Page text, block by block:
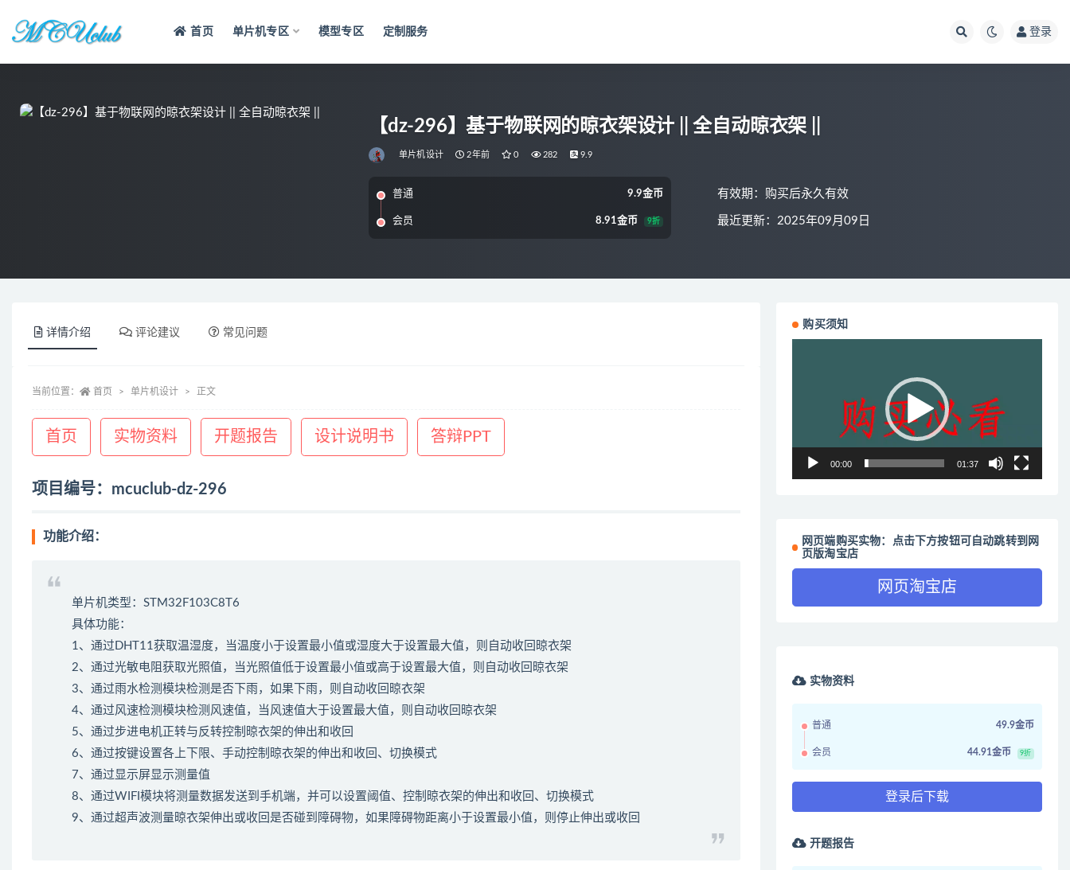
首页 单片机专区 模型专区 定制服务 登录
【dz-296】基于物联网的晾衣架设计 || 全自动晾衣架 ||
单片机设计 2年前 0 282 9.9
普通 9.9金币
会员 8.91金币 9折
有效期：购买后永久有效
最近更新：2025年09月09日
详情介绍 评论建议 常见问题
当前位置： 首页 单片机设计 正文
首页 实物资料 开题报告 设计说明书 答辩PPT
项目编号：mcuclub-dz-296
功能介绍：
单片机类型：STM32F103C8T6
具体功能：
1、通过DHT11获取温湿度，当温度小于设置最小值或湿度大于设置最大值，则自动收回晾衣架
2、通过光敏电阻获取光照值，当光照值低于设置最小值或高于设置最大值，则自动收回晾衣架
3、通过雨水检测模块检测是否下雨，如果下雨，则自动收回晾衣架
4、通过风速检测模块检测风速值，当风速值大于设置最大值，则自动收回晾衣架
5、通过步进电机正转与反转控制晾衣架的伸出和收回
6、通过按键设置各上下限、手动控制晾衣架的伸出和收回、切换模式
7、通过显示屏显示测量值
8、通过WIFI模块将测量数据发送到手机端，并可以设置阈值、控制晾衣架的伸出和收回、切换模式
9、通过超声波测量晾衣架伸出或收回是否碰到障碍物，如果障碍物距离小于设置最小值，则停止伸出或收回
购买须知
00:00 01:37
网页端购买实物：点击下方按钮可自动跳转到网
页版淘宝店
网页淘宝店
实物资料
普通 49.9金币
会员 44.91金币 9折
登录后下载
开题报告